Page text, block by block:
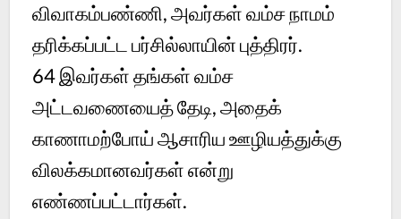
விவாகம்பண்ணி, அவர்கள் வம்ச நாமம்
தரிக்கப்பட்ட பர்சில்லாயின் புத்திரர்.
64 இவர்கள் தங்கள் வம்ச
அட்டவணையைத் தேடி, அதைக்
காணாமற்போய் ஆசாரிய ஊழியத்துக்கு
விலக்கமானவர்கள் என்று
எண்ணப்பட்டார்கள்.